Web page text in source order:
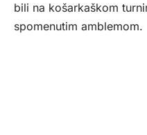
bili na košarkaškom
spomenutim amblemom.